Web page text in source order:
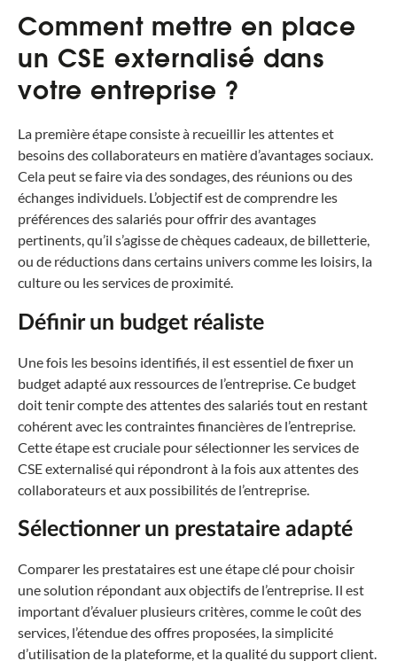
Comment mettre en place
un CSE externalisé dans
votre entreprise ?
La première étape consiste à recueillir les attentes et
besoins des collaborateurs en matière d’avantages sociaux.
Cela peut se faire via des sondages, des réunions ou des
échanges individuels. L’objectif est de comprendre les
préférences des salariés pour offrir des avantages
pertinents, qu’il s’agisse de chèques cadeaux, de billetterie,
ou de réductions dans certains univers comme les loisirs, la
culture ou les services de proximité.
Définir un budget réaliste
Une fois les besoins identifiés, il est essentiel de fixer un
budget adapté aux ressources de l’entreprise. Ce budget
doit tenir compte des attentes des salariés tout en restant
cohérent avec les contraintes financières de l’entreprise.
Cette étape est cruciale pour sélectionner les services de
CSE externalisé qui répondront à la fois aux attentes des
collaborateurs et aux possibilités de l’entreprise.
Sélectionner un prestataire adapté
Comparer les prestataires est une étape clé pour choisir
une solution répondant aux objectifs de l’entreprise. Il est
important d’évaluer plusieurs critères, comme le coût des
services, l’étendue des offres proposées, la simplicité
d’utilisation de la plateforme, et la qualité du support client.